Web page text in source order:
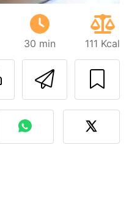
30 min 111 Kcal
Imprima
com o autor